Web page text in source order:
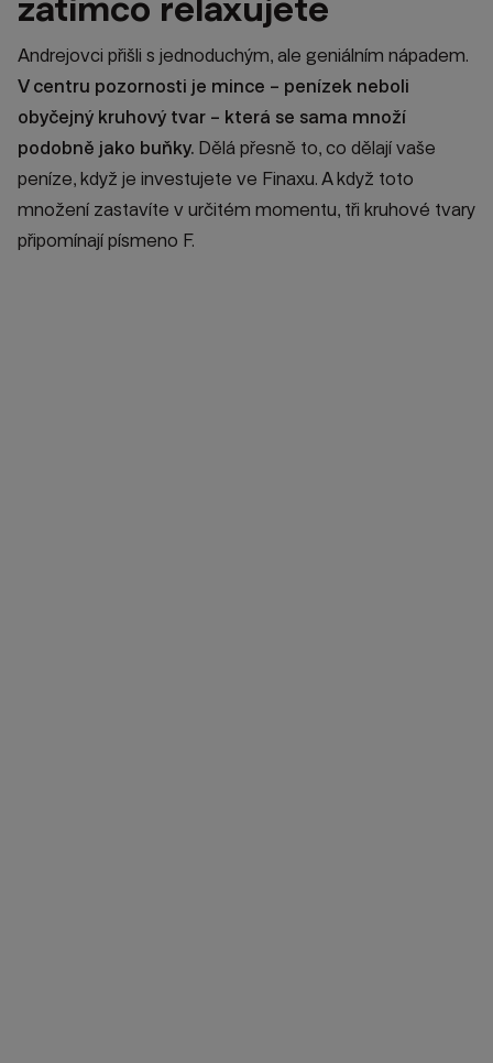
zatímco relaxujete
Andrejovci přišli s jednoduchým, ale geniálním nápadem.
V centru pozornosti je mince – penízek neboli
obyčejný kruhový tvar – která se sama množí
podobně jako buňky. Dělá přesně to, co dělají vaše
peníze, když je investujete ve Finaxu. A když toto
množení zastavíte v určitém momentu, tři kruhové tvary
připomínají písmeno F.